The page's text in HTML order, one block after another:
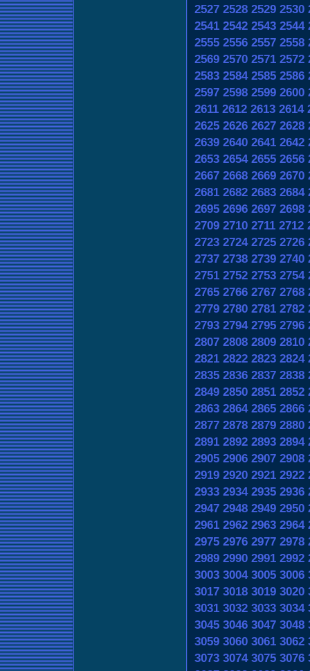
2527 2528 2529 2530
2541 2542 2543 2544
2555 2556 2557 2558
2569 2570 2571 2572
2583 2584 2585 2586
2597 2598 2599 2600
2611 2612 2613 2614
2625 2626 2627 2628
2639 2640 2641 2642
2653 2654 2655 2656
2667 2668 2669 2670
2681 2682 2683 2684
2695 2696 2697 2698
2709 2710 2711 2712
2723 2724 2725 2726
2737 2738 2739 2740
2751 2752 2753 2754
2765 2766 2767 2768
2779 2780 2781 2782
2793 2794 2795 2796
2807 2808 2809 2810
2821 2822 2823 2824
2835 2836 2837 2838
2849 2850 2851 2852
2863 2864 2865 2866
2877 2878 2879 2880
2891 2892 2893 2894
2905 2906 2907 2908
2919 2920 2921 2922
2933 2934 2935 2936
2947 2948 2949 2950
2961 2962 2963 2964
2975 2976 2977 2978
2989 2990 2991 2992
3003 3004 3005 3006
3017 3018 3019 3020
3031 3032 3033 3034
3045 3046 3047 3048
3059 3060 3061 3062
3073 3074 3075 3076